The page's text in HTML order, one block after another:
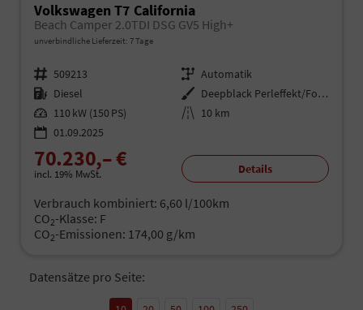
Volkswagen T7 California
Beach Camper 2.0TDI DSG GV5 High+
unverbindliche Lieferzeit: 7 Tage
Fahrzeugnr. 509213 Getriebe Automatik
Kraftstoff Diesel Außenfarbe
Deepblack Perleffekt/Fortanarot Metallic
Leistung 110 kW (150 PS) Kilometerstand 10 km
01.09.2025
70.230,– €
incl. 19% MwSt. Details
Verbrauch kombiniert: 6,60 l/100km
CO2-Klasse: F
CO2-Emissionen: 174,00 g/km
Datensätze pro Seite: